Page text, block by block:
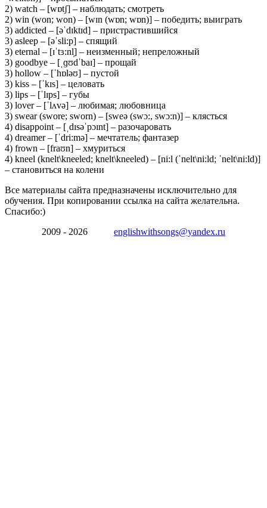
2) watch – [wɒtʃ] – наблюдать; смотреть
2) win (won; won) – [wɪn (wɒn; wɒn)] – победить; выиграть
3) addicted – [əˈdɪktɪd] – пристрастившийся
3) asleep – [əˈsli:p] – спящий
3) eternal – [ɪˈtɜ:nl̩] – неизменный; непреложный
3) goodbye – [ˌɡʊdˈbaɪ] – прощай
3) hollow – [ˈhɒləʊ] – пустой
3) kiss – [ˈkɪs] – целовать
3) lips – [ˈlɪps] – губы
3) lover – [ˈlʌvə] – любимая; любовница
3) swear (swore; sworn) – [sweə (swɔ:, swɔ:n)] – клясться
4) disappoint – [ˌdɪsəˈpɔɪnt] – разочаровать
4) dreamer – [ˈdri:mə] – мечтатель; фантазер
4) frown – [fraʊn] – хмуриться
4) kneel (knelt\kneeled; knelt\kneeled) – [ni:l (ˈnelt\ni:ld; ˈnelt\ni:ld)]
– становиться на колени
Все материалы сайта предназначены исключительно для
обучения. При копировании ссылка на сайта желательна.
Спасибо:)
2009 - 2026 englishwithsongs@yandex.ru